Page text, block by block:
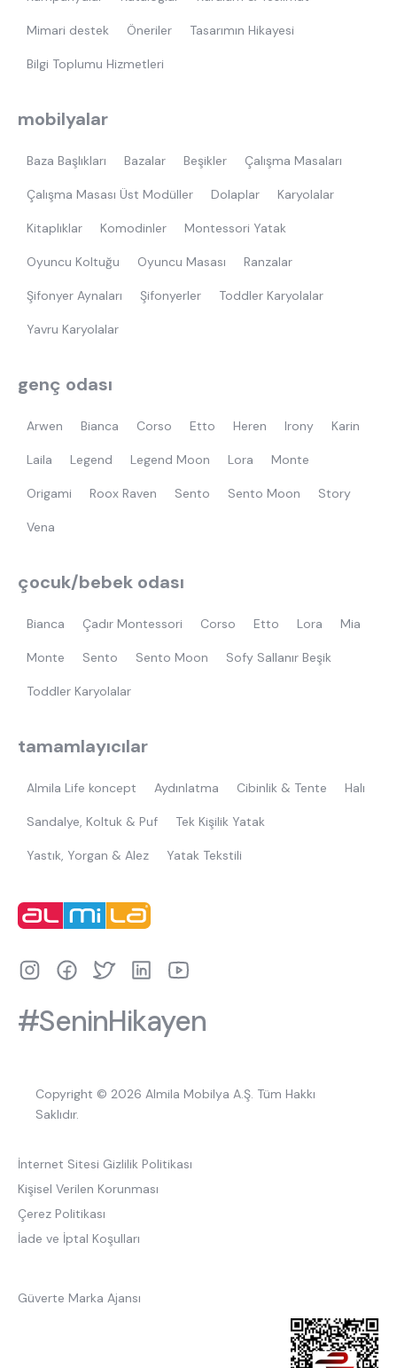
En çok ziyaret edilenler
tek kişilik yatak
Mimari destek Öneriler Tasarımın Hikayesi
Bilgi Toplumu Hizmetleri
mobilyalar
Baza Başlıkları Bazalar Beşikler Çalışma Masaları
Çalışma Masası Üst Modüller Dolaplar Karyolalar
Kitaplıklar Komodinler Montessori Yatak
Oyuncu Koltuğu Oyuncu Masası Ranzalar
Şifonyer Aynaları Şifonyerler Toddler Karyolalar
Yavru Karyolalar
genç odası
Arwen Bianca Corso Etto Heren Irony Karin
Laila Legend Legend Moon Lora Monte
Origami Roox Raven Sento Sento Moon Story
Vena
çocuk/bebek odası
Bianca Çadır Montessori Corso Etto Lora Mia
Monte Sento Sento Moon Sofy Sallanır Beşik
Toddler Karyolalar
tamamlayıcılar
Almila Life koncept Aydınlatma Cibinlik & Tente Halı
Sandalye, Koltuk & Puf Tek Kişilik Yatak
Yastık, Yorgan & Alez Yatak Tekstili
#SeninHikayen
Copyright © 2026 Almila Mobilya A.Ş. Tüm Hakkı
Saklıdır.
İnternet Sitesi Gizlilik Politikası
Kişisel Verilen Korunması
Çerez Politikası
İade ve İptal Koşulları
Güverte Marka Ajansı